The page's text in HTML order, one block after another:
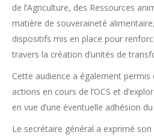
de l’Agriculture, des Ressources
matière de souveraineté
dispositifs mis en place pour
travers la création d’unités de
Cette audience a également permis
actions en cours de l’OCS et
en vue d’une éventuelle adhésion
Le secrétaire général a exprimé son